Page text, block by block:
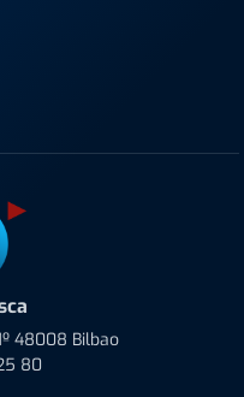
48008 Bilbao
80